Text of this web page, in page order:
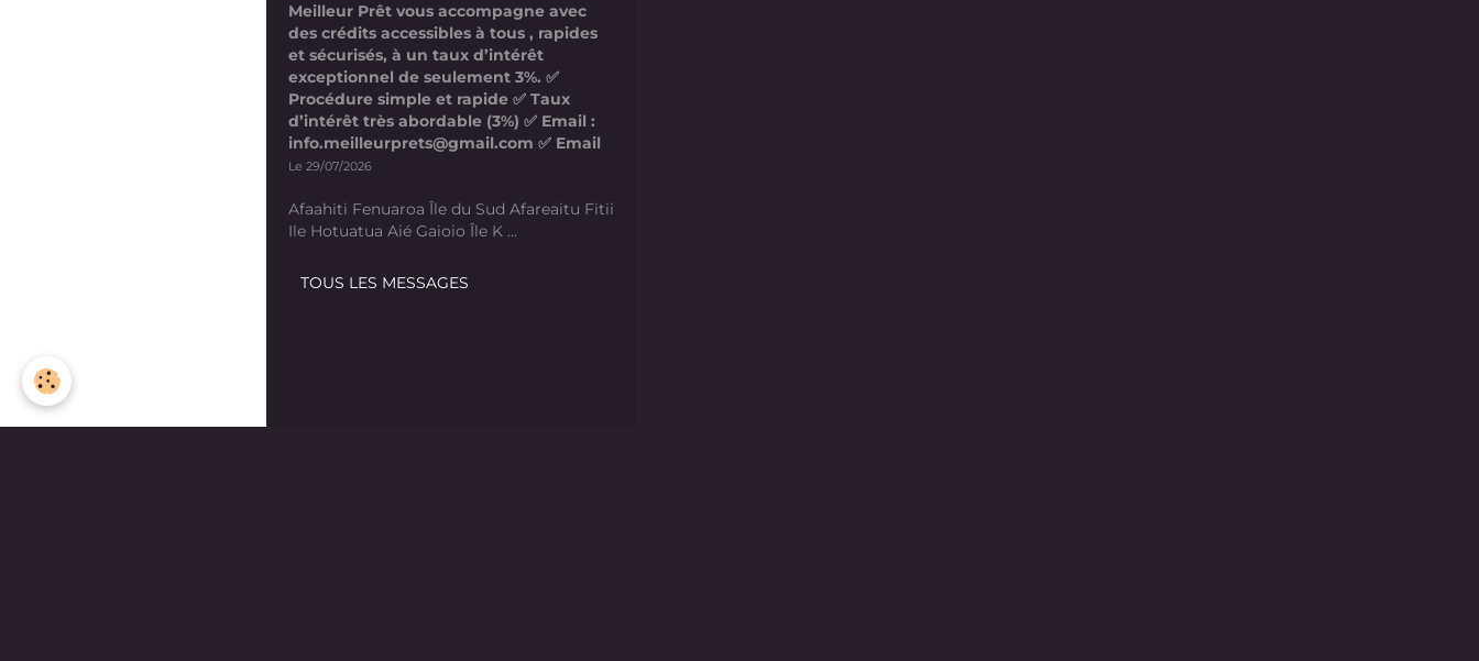
Meilleur Prêt vous accompagne avec
des crédits accessibles à tous , rapides
et sécurisés, à un taux d’intérêt
exceptionnel de seulement 3%. ✅
Procédure simple et rapide ✅ Taux
d’intérêt très abordable (3%) ✅ Email :
info.meilleurprets@gmail.com ✅ Email
Le 29/07/2026
Afaahiti Fenuaroa Île du Sud Afareaitu Fitii
Ile Hotuatua Aié Gaioio Île K ...
TOUS LES MESSAGES